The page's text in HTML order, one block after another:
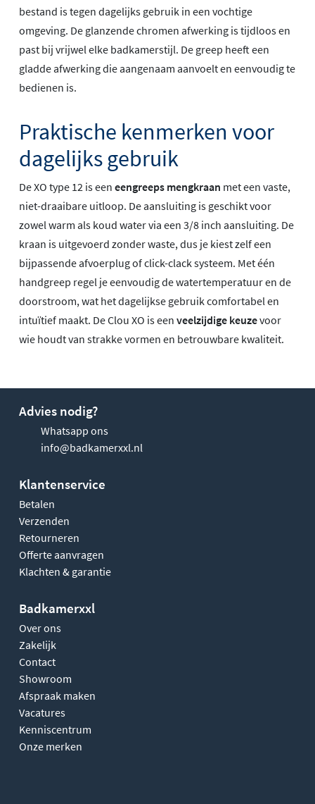
bestand is tegen dagelijks gebruik in een vochtige
omgeving. De glanzende chromen afwerking is tijdloos en
past bij vrijwel elke badkamerstijl. De greep heeft een
gladde afwerking die aangenaam aanvoelt en eenvoudig te
bedienen is.
Praktische kenmerken voor
dagelijks gebruik
De XO type 12 is een eengreeps mengkraan met een vaste,
niet-draaibare uitloop. De aansluiting is geschikt voor
zowel warm als koud water via een 3/8 inch aansluiting. De
kraan is uitgevoerd zonder waste, dus je kiest zelf een
bijpassende afvoerplug of click-clack systeem. Met één
handgreep regel je eenvoudig de watertemperatuur en de
doorstroom, wat het dagelijkse gebruik comfortabel en
intuïtief maakt. De Clou XO is een veelzijdige keuzevoor
wie houdt van strakke vormen en betrouwbare kwaliteit.
Advies nodig?
Whatsapp ons
info@badkamerxxl.nl
Klantenservice
Betalen
Verzenden
Retourneren
Offerte aanvragen
Klachten & garantie
Badkamerxxl
Over ons
Zakelijk
Contact
Showroom
Afspraak maken
Vacatures
Kenniscentrum
Onze merken